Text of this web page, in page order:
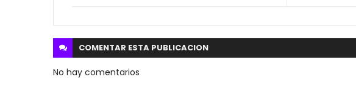
COMENTAR ESTA PUBLICACION
No hay comentarios